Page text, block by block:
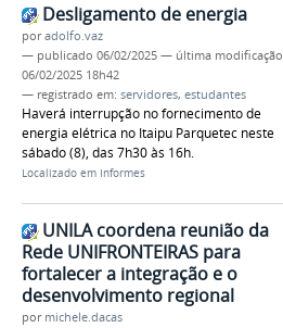
Desligamento de energia
poradolfo.vaz
— publicado 06/02/2025 — última modificação
06/02/2025 18h42
— registrado em: servidores, estudantes
Haverá interrupção no fornecimento de
energia elétrica no Itaipu Parquetec neste
sábado (8), das 7h30 às 16h.
Localizado em Informes
UNILA coordena reunião da
Rede UNIFRONTEIRAS para
fortalecer a integração e o
desenvolvimento regional
por michele.dacas